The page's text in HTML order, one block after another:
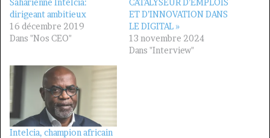
Saharienne Intelcia:
dirigeant ambitieux
16 décembre 2019
Dans "Nos CEO"
CATALYSEUR D’EMPLOIS
ET D’INNOVATION DANS
LE DIGITAL »
13 novembre 2024
Dans "Interview"
Intelcia, champion africain